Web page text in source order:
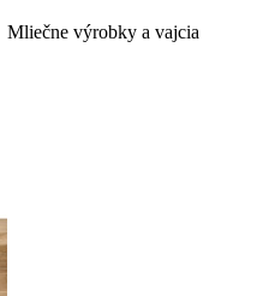
Mliečne výrobky a vajcia